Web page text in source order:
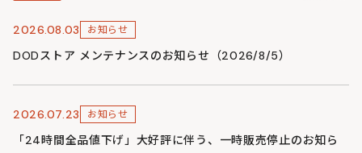
2026.08.03 お知らせ
DODストア メンテナンスのお知らせ（2026/8/5）
2026.07.23 お知らせ
「24時間全品値下げ」大好評に伴う、一時販売停止のお知ら